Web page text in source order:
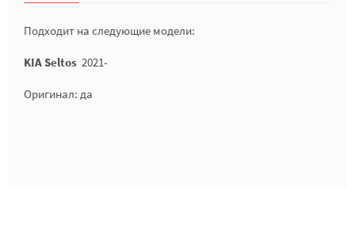
Подходит на следующие модели:
KIA Seltos 2021-
Оригинал: да